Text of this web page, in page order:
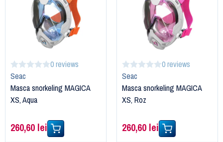
0 reviews
Seac
Masca snorkeling MAGICA
XS, Aqua
260,60 lei
0 reviews
Seac
Masca snorkeling MAGICA
XS, Roz
260,60 lei